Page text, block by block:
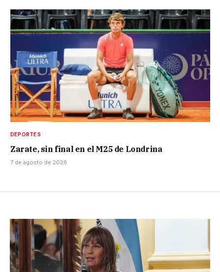
DEPORTES
Zarate, sin final en el M25 de Londrina
7 de agosto de 2026